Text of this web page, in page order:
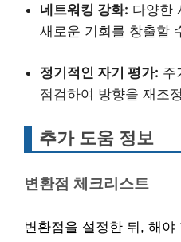
네트워킹 강화: 다양한
새로운 기회를 창출할
정기적인 자기 평가: 주
점검하여 방향을 재조
추가 도움 정보
변환점 체크리스트
변환점을 설정한 뒤, 해